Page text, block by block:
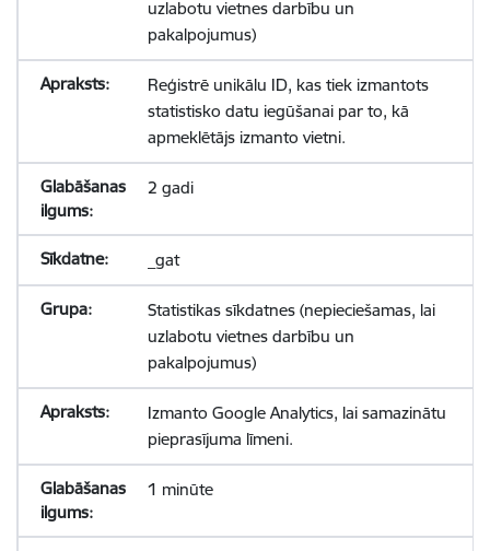
uzlabotu vietnes darbību un
pakalpojumus)
Reģistrē unikālu ID, kas tiek izmantots
statistisko datu iegūšanai par to, kā
apmeklētājs izmanto vietni.
2 gadi
_gat
Statistikas sīkdatnes (nepieciešamas, lai
uzlabotu vietnes darbību un
pakalpojumus)
Izmanto Google Analytics, lai samazinātu
pieprasījuma līmeni.
1 minūte